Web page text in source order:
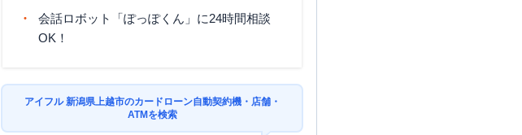
会話ロボット「ぽっぽくん」に24時間相談
OK！
アイフル 新潟県上越市のカードローン自動契約機・店舗・
ATMを検索